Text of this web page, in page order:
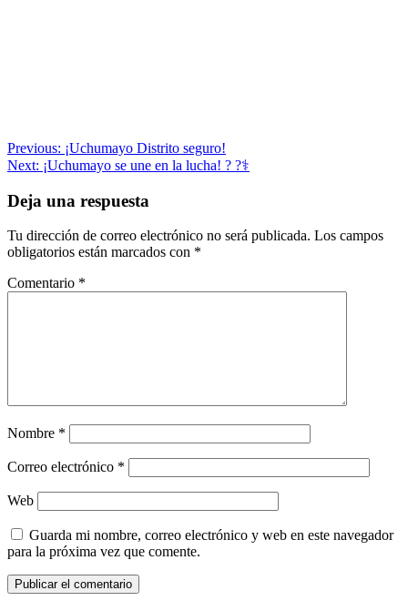
Navegación
de
entradas
Previous: ¡Uchumayo Distrito seguro!
Next: ¡Uchumayo se une en la lucha! ? ?‍⚕️
Deja una respuesta
Tu dirección de correo electrónico no será publicada. Los campos
obligatorios están marcados con *
Comentario *
Nombre *
Correo electrónico *
Web
Guarda mi nombre, correo electrónico y web en este navegador
para la próxima vez que comente.